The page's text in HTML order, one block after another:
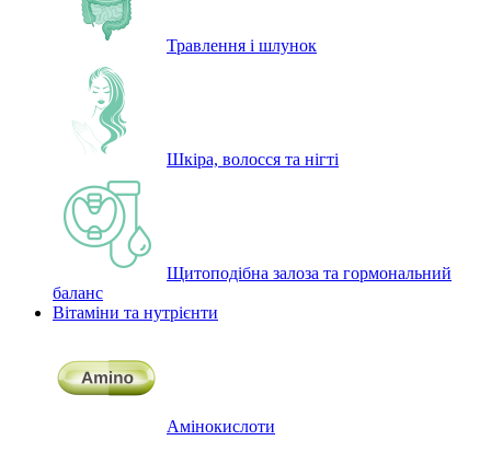
Травлення і шлунок
Шкіра, волосся та нігті
Щитоподібна залоза та гормональний
баланс
Вітаміни та нутрієнти
Амінокислоти